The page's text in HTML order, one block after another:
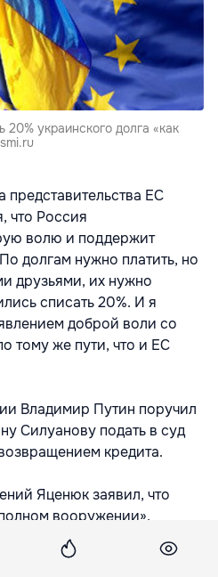
украинского долга «как
представительства ЕС
что Россия
волю и поддержит
долгам нужно платить, но
друзьями, их нужно
списать 20%. И я
доброй воли со
тому же пути, что и ЕС
Владимир Путин поручил
Силуанову подать в суд
кредита.
Яценюк заявил, что
вооружении»,